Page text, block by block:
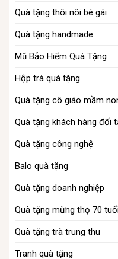
Quà tặng thôi nôi bé gái
Quà tặng handmade​
Mũ Bảo Hiểm Quà Tặng
Hộp trà quà tặng
Quà tặng cô giáo mầm
Quà tặng khách hàng​ đối
Quà tặng công nghệ
Balo quà tặng​
Quà tặng doanh nghiệp
Quà tặng mừng thọ 70
Quà tặng trà trung thu
Tranh quà tặng​